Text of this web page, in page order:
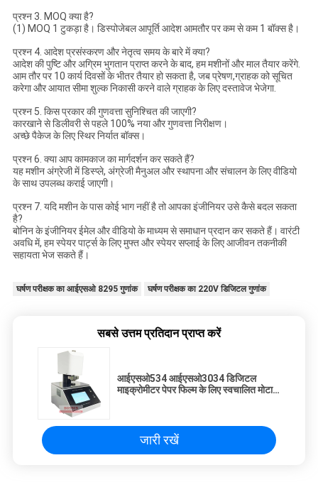
प्रश्न 3. MOQ क्या है?
(1) MOQ 1 टुकड़ा है। डिस्पोजेबल आपूर्ति आदेश आमतौर पर कम से कम 1 बॉक्स है।
प्रश्न 4. आदेश प्रसंस्करण और नेतृत्व समय के बारे में क्या?
आदेश की पुष्टि और अग्रिम भुगतान प्राप्त करने के बाद, हम मशीनों और माल तैयार करेंगे.
आम तौर पर 10 कार्य दिवसों के भीतर तैयार हो सकता है, जब प्रेषण,ग्राहक को सूचित
करेगा और आयात सीमा शुल्क निकासी करने वाले ग्राहक के लिए दस्तावेज भेजेगा.
प्रश्न 5. किस प्रकार की गुणवत्ता सुनिश्चित की जाएगी?
कारखाने से डिलीवरी से पहले 100% नया और गुणवत्ता निरीक्षण।
अच्छे पैकेज के लिए स्थिर निर्यात बॉक्स।
प्रश्न 6. क्या आप कामकाज का मार्गदर्शन कर सकते हैं?
यह मशीन अंग्रेजी में डिस्प्ले, अंग्रेजी मैनुअल और स्थापना और संचालन के लिए वीडियो
के साथ उपलब्ध कराई जाएगी।
प्रश्न 7. यदि मशीन के पास कोई भाग नहीं है तो आपका इंजीनियर उसे कैसे बदल सकता
है?
बोनिन के इंजीनियर ईमेल और वीडियो के माध्यम से समाधान प्रदान कर सकते हैं। वारंटी
अवधि में, हम स्पेयर पार्ट्स के लिए मुफ्त और स्पेयर सप्लाई के लिए आजीवन तकनीकी
सहायता भेज सकते हैं।
घर्षण परीक्षक का आईएसओ 8295 गुणांक घर्षण परीक्षक का 220V डिजिटल गुणांक
सबसे उत्तम प्रतिदान प्राप्त करें
आईएसओ534 आईएसओ3034 डिजिटल
माइक्रोमीटर पेपर फिल्म के लिए स्वचालित मोटाई
जारी रखें